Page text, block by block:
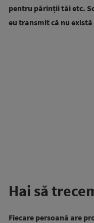
pentru părinții tăi etc.
eu transmit că nu
Hai să
Fiecare persoană are